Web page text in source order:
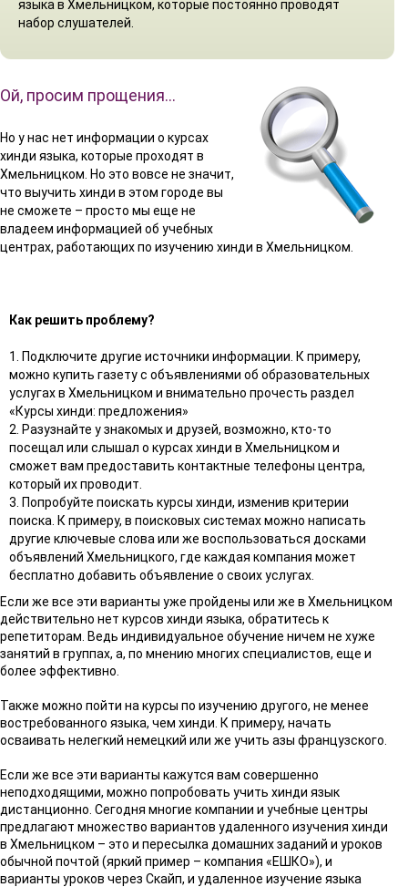
языка в Хмельницком, которые постоянно проводят
набор слушателей.
Ой, просим прощения…
Но у нас нет информации о курсах
хинди языка, которые проходят в
Хмельницком. Но это вовсе не значит,
что выучить хинди в этом городе вы
не сможете – просто мы еще не
владеем информацией об учебных
центрах, работающих по изучению хинди в Хмельницком.
Как решить проблему?
1. Подключите другие источники информации. К примеру,
можно купить газету с объявлениями об образовательных
услугах в Хмельницком и внимательно прочесть раздел
«Курсы хинди: предложения»
2. Разузнайте у знакомых и друзей, возможно, кто-то
посещал или слышал о курсах хинди в Хмельницком и
сможет вам предоставить контактные телефоны центра,
который их проводит.
3. Попробуйте поискать курсы хинди, изменив критерии
поиска. К примеру, в поисковых системах можно написать
другие ключевые слова или же воспользоваться досками
объявлений Хмельницкого, где каждая компания может
бесплатно добавить объявление о своих услугах.
Если же все эти варианты уже пройдены или же в Хмельницком
действительно нет курсов хинди языка, обратитесь к
репетиторам. Ведь индивидуальное обучение ничем не хуже
занятий в группах, а, по мнению многих специалистов, еще и
более эффективно.
Также можно пойти на курсы по изучению другого, не менее
востребованного языка, чем хинди. К примеру, начать
осваивать нелегкий немецкий или же учить азы французского.
Если же все эти варианты кажутся вам совершенно
неподходящими, можно попробовать учить хинди язык
дистанционно. Сегодня многие компании и учебные центры
предлагают множество вариантов удаленного изучения хинди
в Хмельницком – это и пересылка домашних заданий и уроков
обычной почтой (яркий пример – компания «ЕШКО»), и
варианты уроков через Скайп, и удаленное изучение языка